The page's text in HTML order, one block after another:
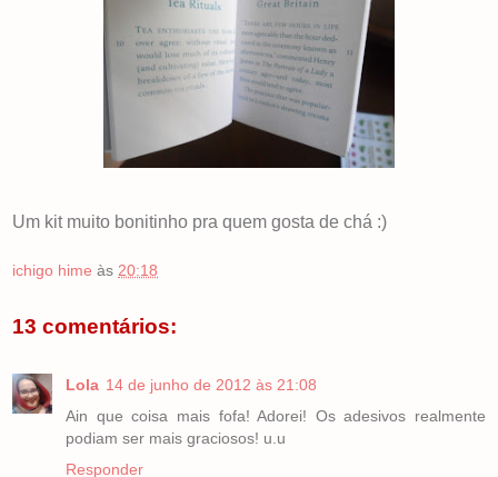
Um kit muito bonitinho pra quem gosta de chá :)
ichigo hime às 20:18
13 comentários:
Lola 14 de junho de 2012 às 21:08
Ain que coisa mais fofa! Adorei! Os adesivos realmente
podiam ser mais graciosos! u.u
Responder